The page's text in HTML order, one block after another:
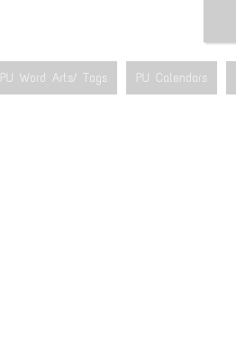
PU Word Arts/ Tags PU Calendars